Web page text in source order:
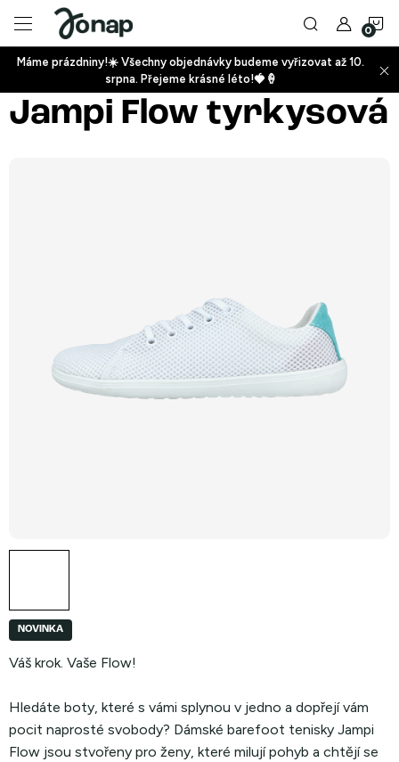
obsah
+
Máme prázdniny!☀️ Všechny objednávky budeme vyřizovat až 10.
srpna. Přejeme krásné léto!🍓🍦
Jampi Flow tyrkysová
NOVINKA
Váš krok. Vaše Flow!
Hledáte boty, které s vámi splynou v jedno a dopřejí vám
pocit naprosté svobody? Dámské barefoot tenisky Jampi
Flow jsou stvořeny pro ženy, které milují pohyb a chtějí se